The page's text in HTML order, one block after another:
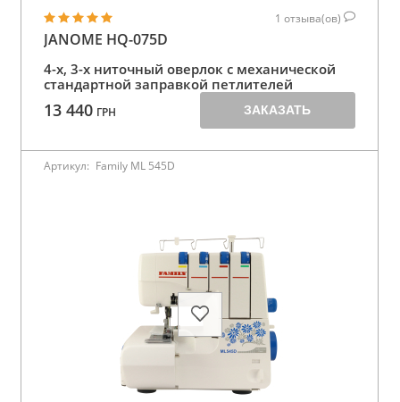
1 отзыва(ов)
JANOME HQ-075D
4-х, 3-х ниточный оверлок с механической
стандартной заправкой петлителей
13 440 ГРН ЗАКАЗАТЬ
Артикул: Family ML 545D